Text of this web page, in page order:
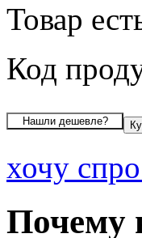
Товар
Код
хочу
Почему